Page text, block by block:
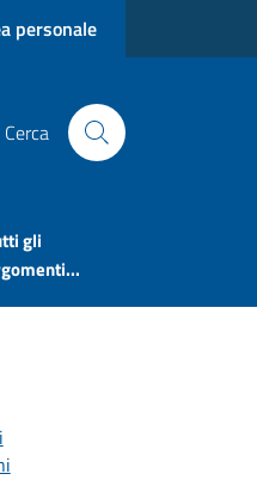
personale
Cerca
gli